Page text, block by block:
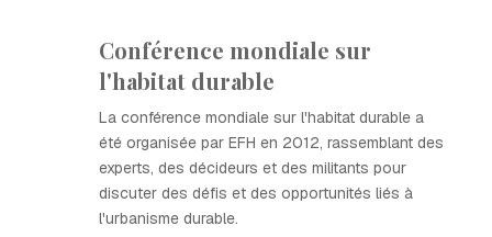
Conférence mondiale sur
l'habitat durable
La conférence mondiale sur l'habitat durable a
été organisée par EFH en 2012, rassemblant des
experts, des décideurs et des militants pour
discuter des défis et des opportunités liés à
l'urbanisme durable.